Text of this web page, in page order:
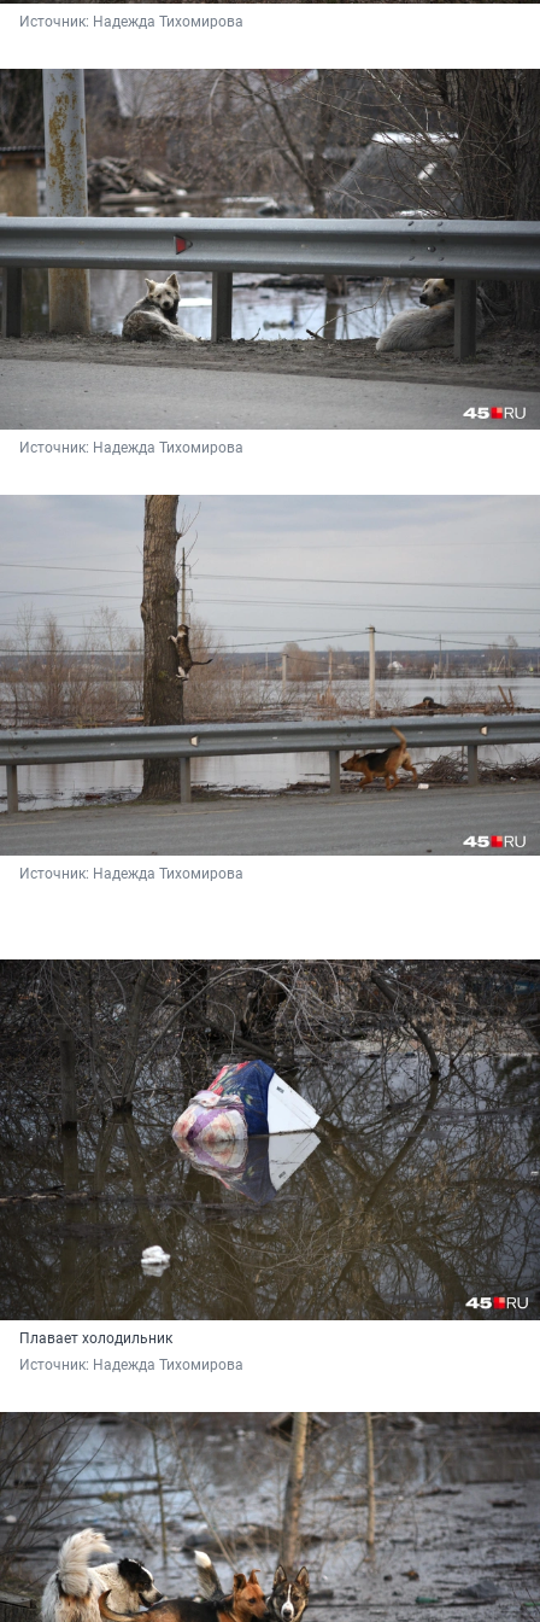
Источник: Надежда Тихомирова
Источник: Надежда Тихомирова
Источник: Надежда Тихомирова
Плавает холодильник
Источник: Надежда Тихомирова